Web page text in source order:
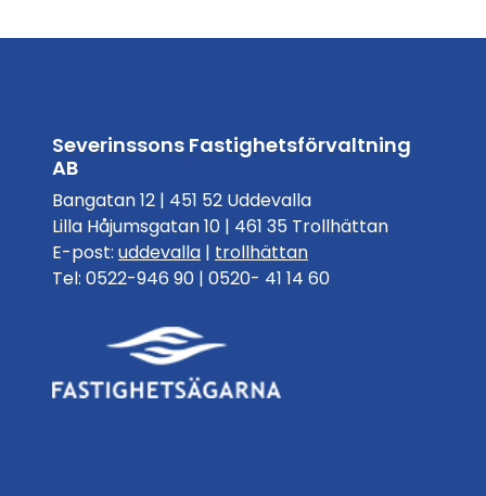
Severinssons Fastighetsförvaltning
AB
Bangatan 12 | 451 52 Uddevalla
Lilla Håjumsgatan 10 | 461 35 Trollhättan
E-post: uddevalla | trollhättan
Tel: 0522-946 90 | 0520- 41 14 60